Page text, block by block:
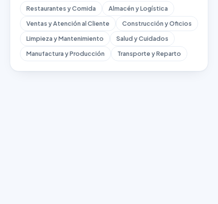
Restaurantes y Comida
Almacén y Logística
Ventas y Atención al Cliente
Construcción y Oficios
Limpieza y Mantenimiento
Salud y Cuidados
Manufactura y Producción
Transporte y Reparto